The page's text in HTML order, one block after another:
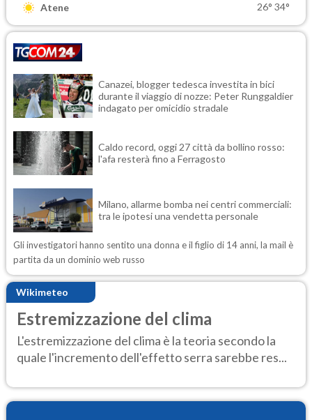
Atene 26° 34°
Canazei, blogger tedesca investita in bici
durante il viaggio di nozze: Peter Runggaldier
indagato per omicidio stradale
Caldo record, oggi 27 città da bollino rosso:
l'afa resterà fino a Ferragosto
Milano, allarme bomba nei centri commerciali:
tra le ipotesi una vendetta personale
Gli investigatori hanno sentito una donna e il figlio di 14 anni, la mail è
partita da un dominio web russo
Wikimeteo
Estremizzazione del clima
L'estremizzazione del clima è la teoria secondo la
quale l'incremento dell'effetto serra sarebbe res...